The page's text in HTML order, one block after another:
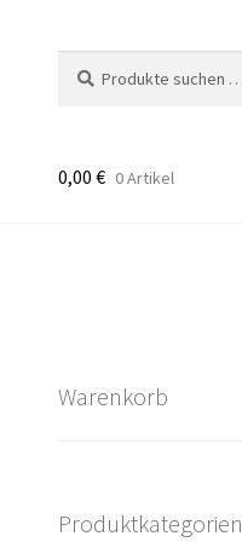
nach:
0,00 € 0 Artikel
Warenkorb
Produktkategorien